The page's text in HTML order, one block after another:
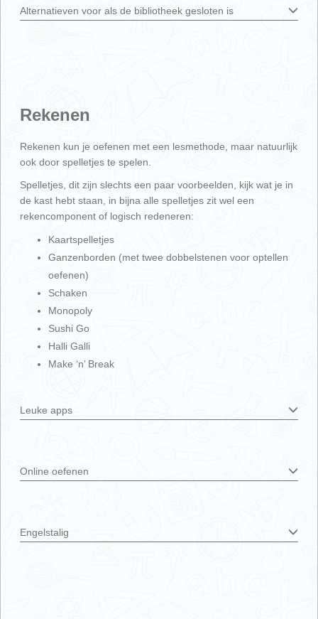
Alternatieven voor als de bibliotheek gesloten is
Rekenen
Rekenen kun je oefenen met een lesmethode, maar natuurlijk
ook door spelletjes te spelen.
Spelletjes, dit zijn slechts een paar voorbeelden, kijk wat je in
de kast hebt staan, in bijna alle spelletjes zit wel een
rekencomponent of logisch redeneren:
Kaartspelletjes
Ganzenborden (met twee dobbelstenen voor optellen
oefenen)
Schaken
Monopoly
Sushi Go
Halli Galli
Make ‘n’ Break
Leuke apps
Online oefenen
Engelstalig